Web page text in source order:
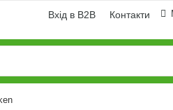
Вхід в B2B Контакти